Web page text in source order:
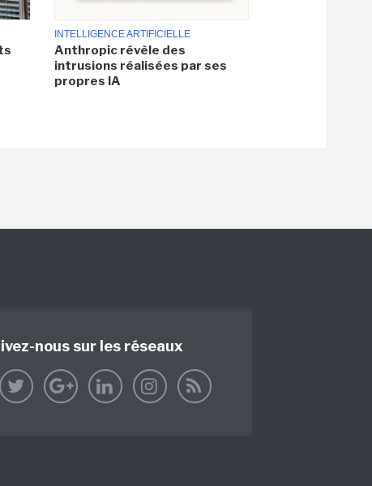
INTELLIGENCE ARTIFICIELLE
Anthropic révèle des
intrusions réalisées par ses
propres IA
nous sur les réseaux